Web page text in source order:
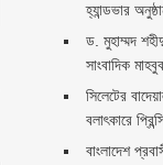
হ্যান্ডভার
ড. মুহাম্মদ
সাংবাদিক
সিলেটের
বলাৎকারে
বাংলাদেশ